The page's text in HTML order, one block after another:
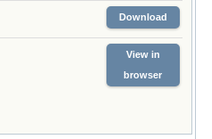
Download
View in
browser